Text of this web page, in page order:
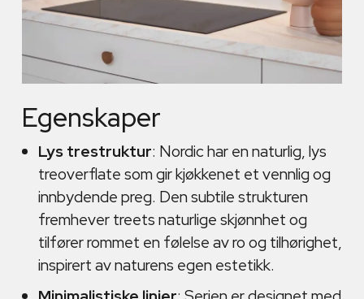
Egenskaper
Lys trestruktur: Nordic har en naturlig, lys
treoverflate som gir kjøkkenet et vennlig og
innbydende preg. Den subtile strukturen
fremhever treets naturlige skjønnhet og
tilfører rommet en følelse av ro og tilhørighet,
inspirert av naturens egen estetikk.